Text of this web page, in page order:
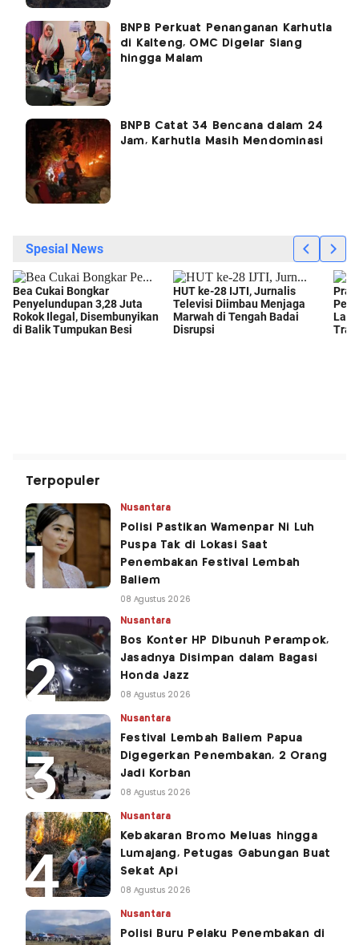
BNPB Perkuat Penanganan Karhutla
di Kalteng, OMC Digelar Siang
hingga Malam
BNPB Catat 34 Bencana dalam 24
Jam, Karhutla Masih Mendominasi
Terpopuler
Nusantara
Polisi Pastikan Wamenpar Ni Luh
Puspa Tak di Lokasi Saat
Penembakan Festival Lembah
Baliem
08 Agustus 2026
Nusantara
Bos Konter HP Dibunuh Perampok,
Jasadnya Disimpan dalam Bagasi
Honda Jazz
08 Agustus 2026
Nusantara
Festival Lembah Baliem Papua
Digegerkan Penembakan, 2 Orang
Jadi Korban
08 Agustus 2026
Nusantara
Kebakaran Bromo Meluas hingga
Lumajang, Petugas Gabungan Buat
Sekat Api
08 Agustus 2026
Nusantara
Polisi Buru Pelaku Penembakan di